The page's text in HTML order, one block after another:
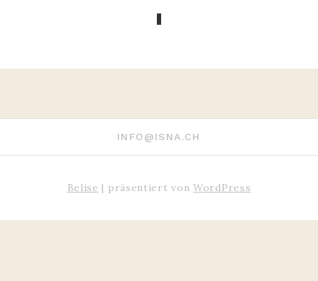
Belise | präsentiert vonWordPress
INFO@ISNA.CH